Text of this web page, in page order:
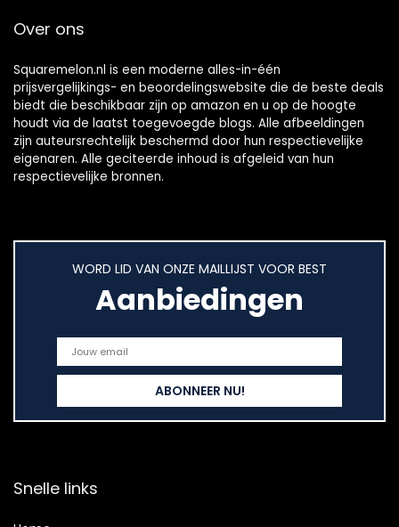
Over ons
Squaremelon.nl is een moderne alles-in-één
prijsvergelijkings- en beoordelingswebsite die de beste deals
biedt die beschikbaar zijn op amazon en u op de hoogte
houdt via de laatst toegevoegde blogs. Alle afbeeldingen
zijn auteursrechtelijk beschermd door hun respectievelijke
eigenaren. Alle geciteerde inhoud is afgeleid van hun
respectievelijke bronnen.
WORD LID VAN ONZE MAILLIJST VOOR BEST
Aanbiedingen
Snelle links